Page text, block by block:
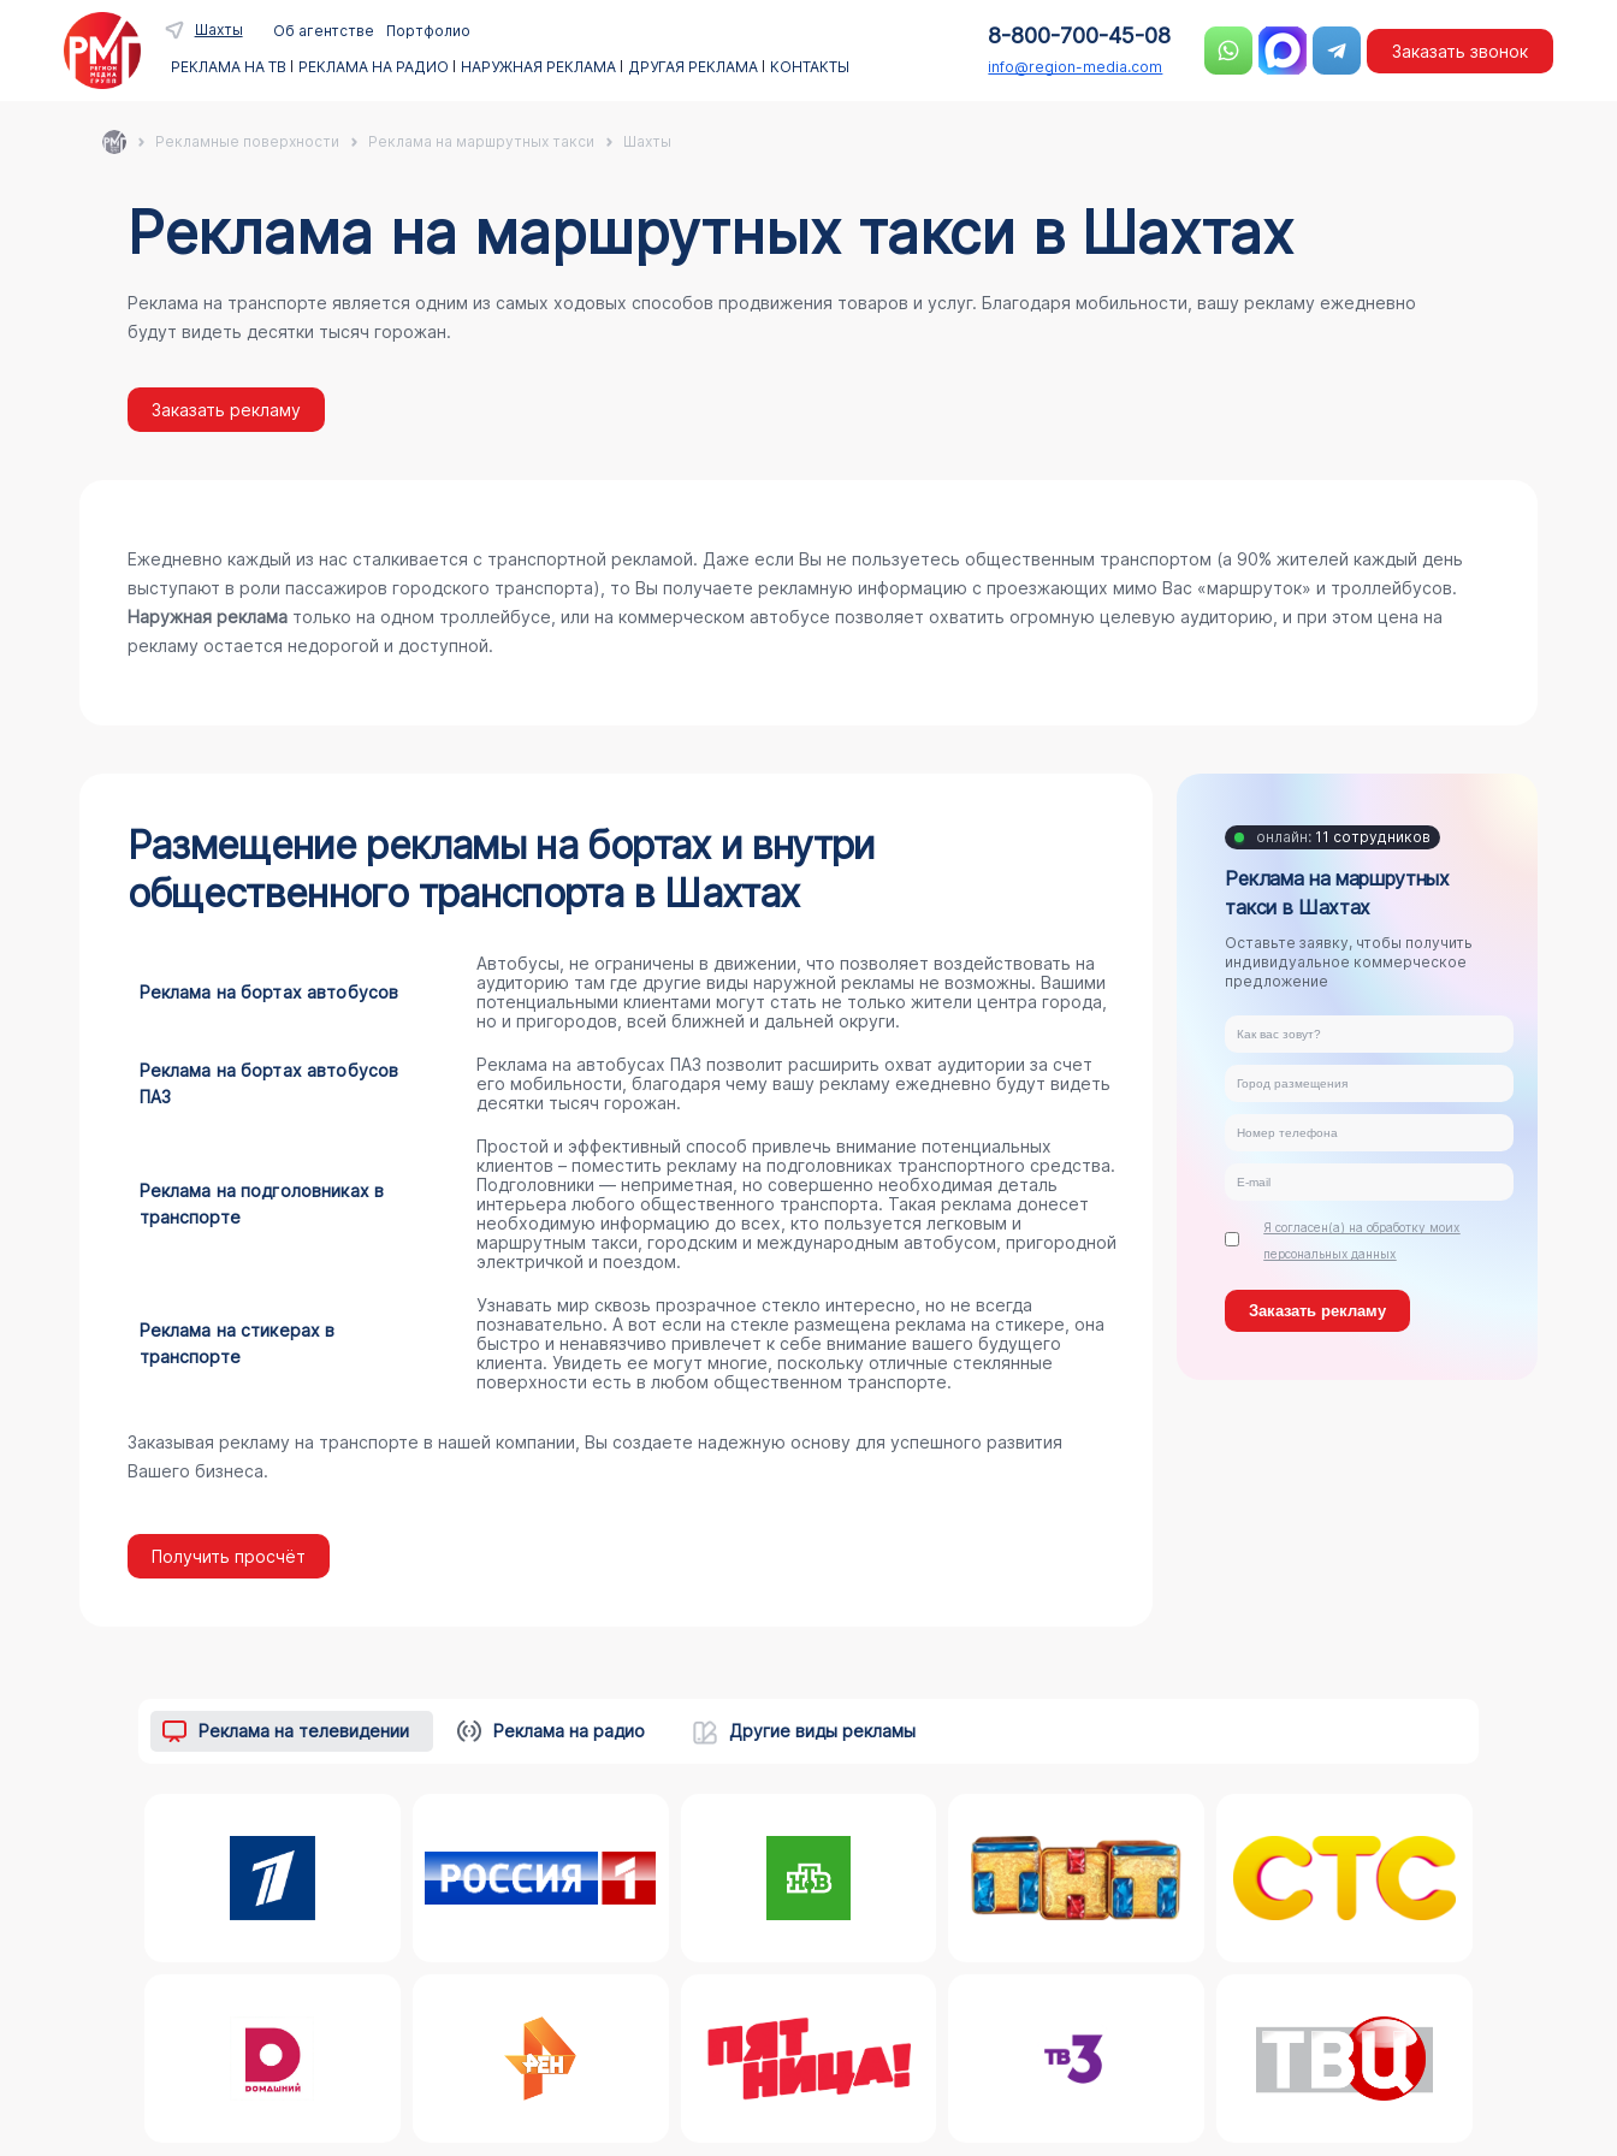
Шахты Об агентстве
Портфолио
РЕКЛАМА НА ТВ
РЕКЛАМА НА РАДИО НАРУЖНАЯ РЕКЛАМА ДРУГАЯ РЕКЛАМА КОНТАКТЫ
8-800-700-45-08
info@region-media.com
Заказать звонок
Рекламные поверхности Реклама на маршрутных такси Шахты
Реклама на маршрутных такси в Шахтах
Реклама на транспорте является одним из самых ходовых способов продвижения товаров и услуг. Благодаря мобильности, вашу рекламу ежедневно
будут видеть десятки тысяч горожан.
Заказать рекламу
Ежедневно каждый из нас сталкивается с транспортной рекламой. Даже если Вы не пользуетесь общественным транспортом (а 90% жителей каждый день
выступают в роли пассажиров городского транспорта), то Вы получаете рекламную информацию с проезжающих мимо Вас «маршруток» и троллейбусов.
Наружная реклама только на одном троллейбусе, или на коммерческом автобусе позволяет охватить огромную целевую аудиторию, и при этом цена на
рекламу остается недорогой и доступной.
Размещение рекламы на бортах и внутри
общественного транспорта в Шахтах
Реклама на бортах автобусов
Автобусы, не ограничены в движении, что позволяет воздействовать на
аудиторию там где другие виды наружной рекламы не возможны. Вашими
потенциальными клиентами могут стать не только жители центра города,
но и пригородов, всей ближней и дальней округи.
Реклама на бортах автобусов
ПАЗ
Реклама на автобусах ПАЗ позволит расширить охват аудитории за счет
его мобильности, благодаря чему вашу рекламу ежедневно будут видеть
десятки тысяч горожан.
Реклама на подголовниках в
транспорте
Простой и эффективный способ привлечь внимание потенциальных
клиентов – поместить рекламу на подголовниках транспортного средства.
Подголовники — неприметная, но совершенно необходимая деталь
интерьера любого общественного транспорта. Такая реклама донесет
необходимую информацию до всех, кто пользуется легковым и
маршрутным такси, городским и международным автобусом, пригородной
электричкой и поездом.
Реклама на стикерах в
транспорте
Узнавать мир сквозь прозрачное стекло интересно, но не всегда
познавательно. А вот если на стекле размещена реклама на стикере, она
быстро и ненавязчиво привлечет к себе внимание вашего будущего
клиента. Увидеть ее могут многие, поскольку отличные стеклянные
поверхности есть в любом общественном транспорте.
Заказывая рекламу на транспорте в нашей компании, Вы создаете надежную основу для успешного развития
Вашего бизнеса.
Получить просчёт
онлайн: 11 сотрудников
Реклама на маршрутных
такси в Шахтах
Оставьте заявку, чтобы получить
индивидуальное коммерческое
предложение
Я согласен(а) на обработку моих
персональных данных
Реклама на телевидении Реклама на радио Другие виды рекламы